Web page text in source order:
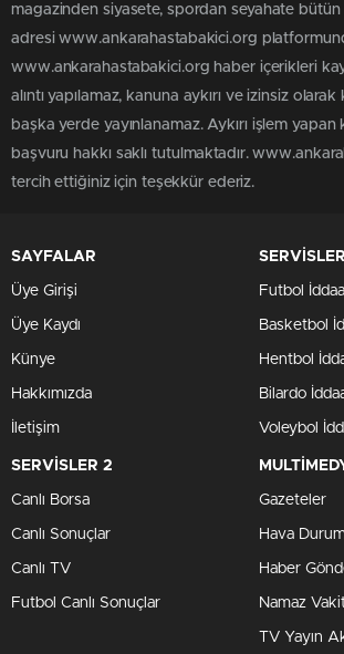
magazinden siyasete, spordan seyahate bütün
adresi www.ankarahastabakici.org
www.ankarahastabakici.org haber içerikleri
alıntı yapılamaz, kanuna aykırı ve izinsiz
başka yerde yayınlanamaz. Aykırı işlem yapan
başvuru hakkı saklı tutulmaktadır.
tercih ettiğiniz için teşekkür ederiz.
SAYFALAR
Üye Girişi
Üye Kaydı
Künye
Hakkımızda
İletişim
SERVİSLER
Futbol İddaa
Basketbol
Hentbol
Bilardo
Voleybol
SERVİSLER 2
Canlı Borsa
Canlı Sonuçlar
Canlı TV
Futbol Canlı Sonuçlar
Gazeteler
Hava
Haber
Namaz
TV Yayın